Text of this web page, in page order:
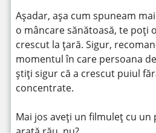
Așadar, așa cum spuneam
o mâncare sănătoasă, te poți
crescut la țară. Sigur,
momentul în care persoana
știți sigur că a crescut puiul
concentrate.
Mai jos aveți un filmuleț cu